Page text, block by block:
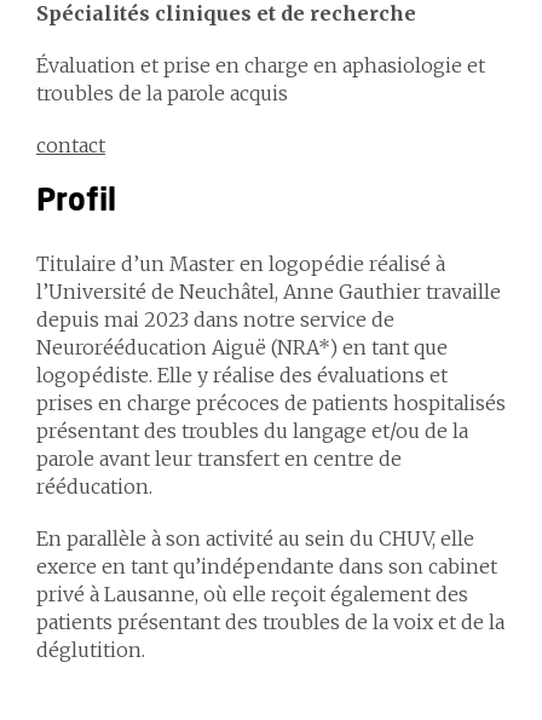
Spécialités cliniques et de recherche
Évaluation et prise en charge en aphasiologie et
troubles de la parole acquis
contact
Profil
Titulaire d’un Master en logopédie réalisé à
l’Université de Neuchâtel, Anne Gauthier travaille
depuis mai 2023 dans notre service de
Neurorééducation Aiguë (NRA*) en tant que
logopédiste. Elle y réalise des évaluations et
prises en charge précoces de patients hospitalisés
présentant des troubles du langage et/ou de la
parole avant leur transfert en centre de
rééducation.
En parallèle à son activité au sein du CHUV, elle
exerce en tant qu’indépendante dans son cabinet
privé à Lausanne, où elle reçoit également des
patients présentant des troubles de la voix et de la
déglutition.